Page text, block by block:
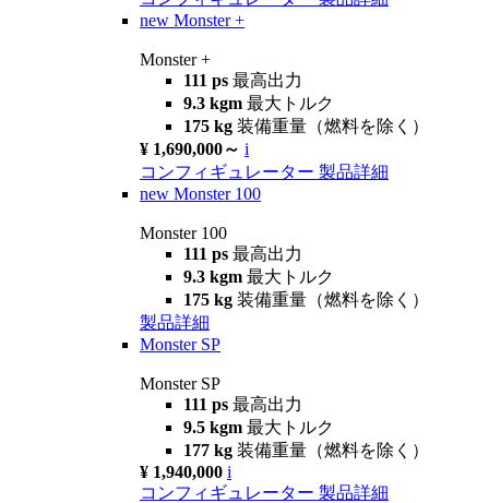
new Monster +
Monster +
111 ps 最高出力
9.3 kgm 最大トルク
175 kg 装備重量（燃料を除く）
¥ 1,690,000～ i
コンフィギュレーター 製品詳細
new Monster 100
Monster 100
111 ps 最高出力
9.3 kgm 最大トルク
175 kg 装備重量（燃料を除く）
製品詳細
Monster SP
Monster SP
111 ps 最高出力
9.5 kgm 最大トルク
177 kg 装備重量（燃料を除く）
¥ 1,940,000 i
コンフィギュレーター 製品詳細